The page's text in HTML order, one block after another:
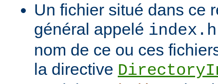
Un fichier situé dans ce
général appelé
nom de ce ou ces
la directive